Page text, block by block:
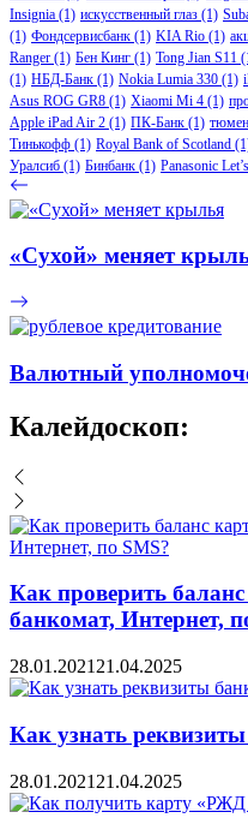
Insignia (1) искусственный глаз (1)
(1) Фондсервисбанк (1) KIA Rio (1)
Ranger (1) Бен Кинг (1) Tong Jian S11
(1) НБД-Банк (1) Nokia Lumia 330 (1)
Asus ROG GR8 (1) Xiaomi Mi 4 (1)
Apple iPad Air 2 (1) ПК-Банк (1)
Тинькофф (1) Royal Bank of Scotland
Уралсиб (1) Бинбанк (1) Panasonic
«Сухой» меняет
Валютный
Калейдоскоп:
Как проверить
банкомат, Интернет,
28.01.2021 21.04.2025
Как узнать
28.01.2021 21.04.2025